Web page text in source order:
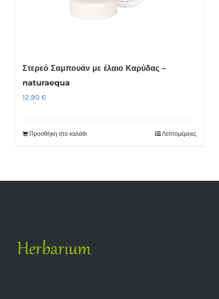
Στερεό Σαμπουάν με έλαιο Καρύδας –
naturaequa
12,90 €
Προσθήκη στο καλάθι Λεπτομέρειες